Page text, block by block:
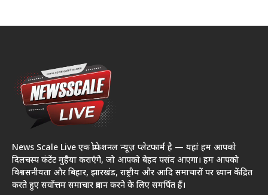
News Scale Live एक प्रोफेशनल न्यूज़ प्लेटफार्म है — यहां हम आपको
दिलचस्प कंटेंट मुहैया कराएंगे, जो आपको बेहद पसंद आएगा। हम आपको
विश्वसनीयता और बिहार, झारखंड, राष्ट्रीय और आदि समाचारों पर ध्यान केंद्रित
करते हुए सर्वोत्तम समाचार प्रदान करने के लिए समर्पित हैं।